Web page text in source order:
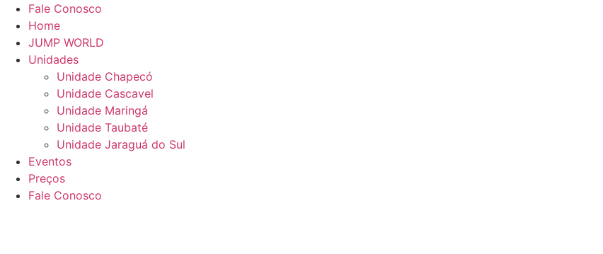
Fale Conosco
Home
JUMP WORLD
Unidades
Unidade Chapecó
Unidade Cascavel
Unidade Maringá
Unidade Taubaté
Unidade Jaraguá do Sul
Eventos
Preços
Fale Conosco